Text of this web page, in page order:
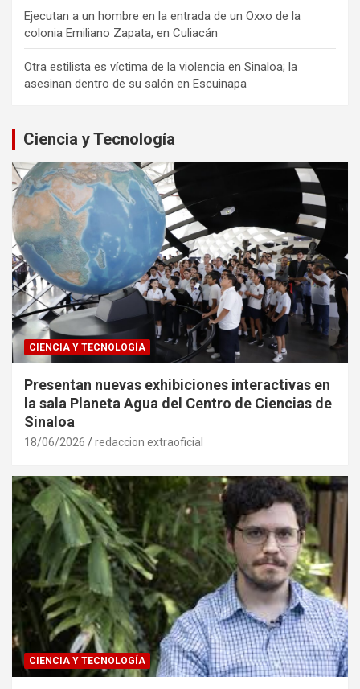
Ejecutan a un hombre en la entrada de un Oxxo de la
colonia Emiliano Zapata, en Culiacán
Otra estilista es víctima de la violencia en Sinaloa; la
asesinan dentro de su salón en Escuinapa
Ciencia y Tecnología
CIENCIA Y TECNOLOGÍA
Presentan nuevas exhibiciones interactivas en
la sala Planeta Agua del Centro de Ciencias de
Sinaloa
18/06/2026 redaccion extraoficial
CIENCIA Y TECNOLOGÍA